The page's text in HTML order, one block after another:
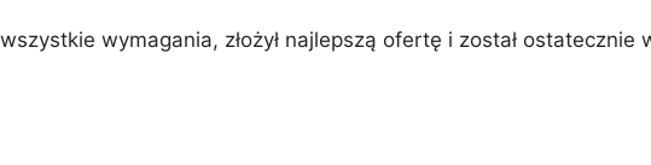
wymagania, złożył najlepszą ofertę i został ostatecznie